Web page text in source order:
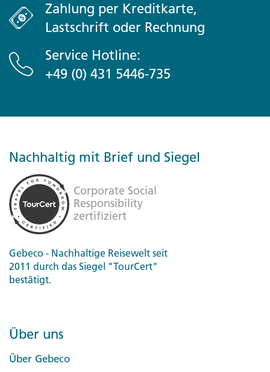
Zahlung per Kreditkarte,
Lastschrift oder Rechnung
Service Hotline:
+49 (0) 431 5446-735
Nachhaltig mit Brief und Siegel
Gebeco - Nachhaltige Reisewelt seit
2011 durch das Siegel "TourCert"
bestätigt.
Über uns
Über Gebeco